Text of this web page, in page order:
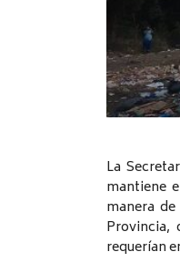
La
mantiene
manera
Provincia,
requerían